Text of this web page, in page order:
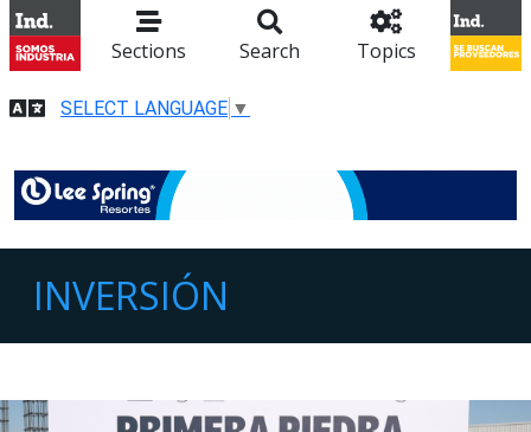
Sections Search Topics
SELECT LANGUAGE ▼
INVERSIÓN